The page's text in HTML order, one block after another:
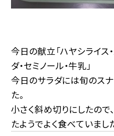
今日の献立「ハヤシライス
ダ・セミノール・牛乳」
今日のサラダには旬のス
た。
小さく斜め切りにしたの
たようでよく食べていまし